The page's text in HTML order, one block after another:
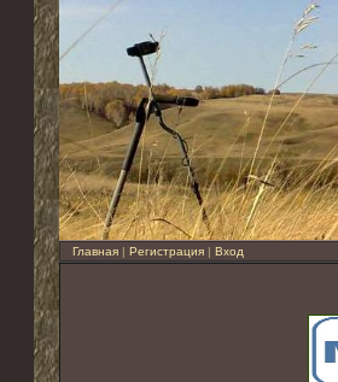
Главная | Регистрация | Вход